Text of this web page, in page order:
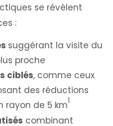
se révèlent
:
suggérant la visite du
proche
ciblés, comme ceux
des réductions
rayon de 5 km1
combinant